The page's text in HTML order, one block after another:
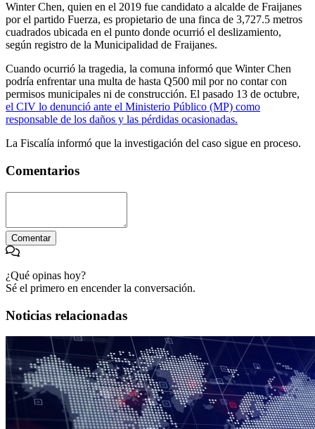
Winter Chen, quien en el 2019 fue candidato a alcalde de Fraijanes
por el partido Fuerza, es propietario de una finca de 3,727.5 metros
cuadrados ubicada en el punto donde ocurrió el deslizamiento,
según registro de la Municipalidad de Fraijanes.
Cuando ocurrió la tragedia, la comuna informó que Winter Chen
podría enfrentar una multa de hasta Q500 mil por no contar con
permisos municipales ni de construcción. El pasado 13 de octubre,
el CIV lo denunció ante el Ministerio Público (MP) como
responsable de los daños y las pérdidas ocasionadas.
La Fiscalía informó que la investigación del caso sigue en proceso.
Comentarios
Comentar
¿Qué opinas hoy?
Sé el primero en encender la conversación.
Noticias relacionadas